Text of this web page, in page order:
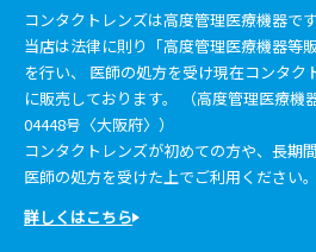
コンタクトレンズは高度管理医療機器です
当店は法律に則り「高度管理医療機器等
を行い、 医師の処方を受け現在コンタク
に販売しております。 （高度管理医療機
04448号〈大阪府〉）
コンタクトレンズが初めての方や、長期
医師の処方を受けた上でご利用ください。
詳しくはこちら